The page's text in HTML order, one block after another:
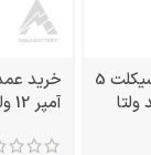
خرید عمده باتری موتورسیکلت 5
آمپر 12 ولت هوندایی برند ولتا